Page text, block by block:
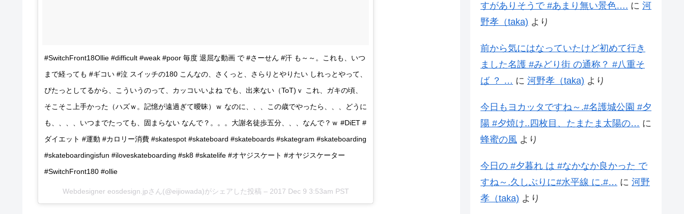
#SwitchFront18Ollie #difficult #weak #poor 毎度 退屈な動画 で #さーせん #汗 も～～。これも、いつ
まで経っても #ギコい #泣 スイッチの180 こんなの、さくっと、さらりとやりたい しれっとやって、
ぴたっとしてるから、こういうのって、カッコいいよね でも、出来ない（ToT)ｖ これ、ガキの頃、
そこそこ上手かった（ハズｗ。記憶が遠過ぎて曖昧）ｗ なのに、、、この歳でやったら、、、どうに
も、、、、いつまでたっても、固まらない なんで？。。。大謝名徒歩五分、、、なんで？ｗ #DiET #
ダイエット #運動 #カロリー消費 #skatespot #skateboard #skateboards #skategram #skateboarding
#skateboardingisfun #iloveskateboarding #sk8 #skatelife #オヤジスケート #オヤジスケーター
#SwitchFront180 #ollie
Webdesigner eosdesign.jpさん(@eijiowada)がシェアした投稿 – 2017 Dec 9 3:53am PST
すがありそうで #あまり無い景色…. に 河
野孝（taka) より
前から気にはなっていたけど初めて行き
ました名護 #みどり街 の通称？ #八重そ
ば ？ … に 河野孝（taka) より
今日もヨカッタですね～.#名護城公園 #夕
陽 #夕焼け..四枚目、たまたま太陽の… に
蜂蜜の風 より
今日の #夕暮れ は #なかなか良かった で
すね～.久しぶりに#水平線 に.#… に 河野
孝（taka) より